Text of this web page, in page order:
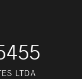
LTDA